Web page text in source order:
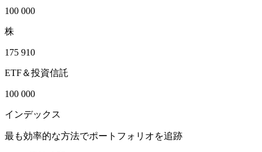
100 000
株
175 910
ETF＆投資信託
100 000
インデックス
最も効率的な方法でポートフォリオを追跡